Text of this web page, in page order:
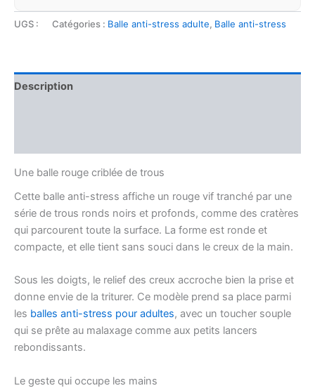
UGS : Catégories : Balle anti-stress adulte, Balle anti-stress
Description
Une balle rouge criblée de trous
Cette balle anti-stress affiche un rouge vif tranché par une
série de trous ronds noirs et profonds, comme des cratères
qui parcourent toute la surface. La forme est ronde et
compacte, et elle tient sans souci dans le creux de la main.
Sous les doigts, le relief des creux accroche bien la prise et
donne envie de la triturer. Ce modèle prend sa place parmi
les balles anti-stress pour adultes, avec un toucher souple
qui se prête au malaxage comme aux petits lancers
rebondissants.
Le geste qui occupe les mains